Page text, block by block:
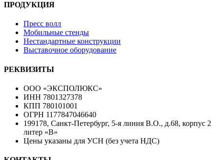
ПРОДУКЦИЯ
Пресс волл
Мобильные стенды
Нестандартные конструкции
Выставочное оборудование
РЕКВИЗИТЫ
ООО «ЭКСПОЛЮКС»
ИНН 7801327378
КПП 780101001
ОГРН 1177847046640
199178, Санкт-Петербург, 5-я линия В.О., д.68, корпус 2
литер «В»
Цены указаны для УСН (без учета НДС)